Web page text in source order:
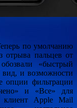
по умолчанию
отрыва пальцев от
«быстрый
и возможности
опции фильтрации
и «Все» для
клиент Apple Mail